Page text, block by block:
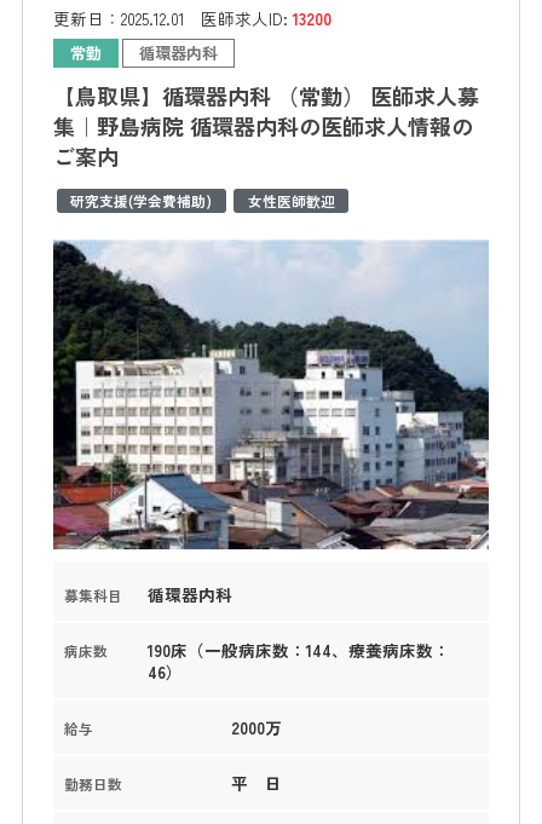
更新日： 2025.12.01 医師求人ID:13200
常勤 循環器内科
【鳥取県】循環器内科 （常勤） 医師求人募
集｜野島病院 循環器内科の医師求人情報の
ご案内
研究支援(学会費補助) 女性医師歓迎
募集科目 循環器内科
病床数
190床（一般病床数：144、療養病床数：
46）
給与 2000万
勤務日数 平 日